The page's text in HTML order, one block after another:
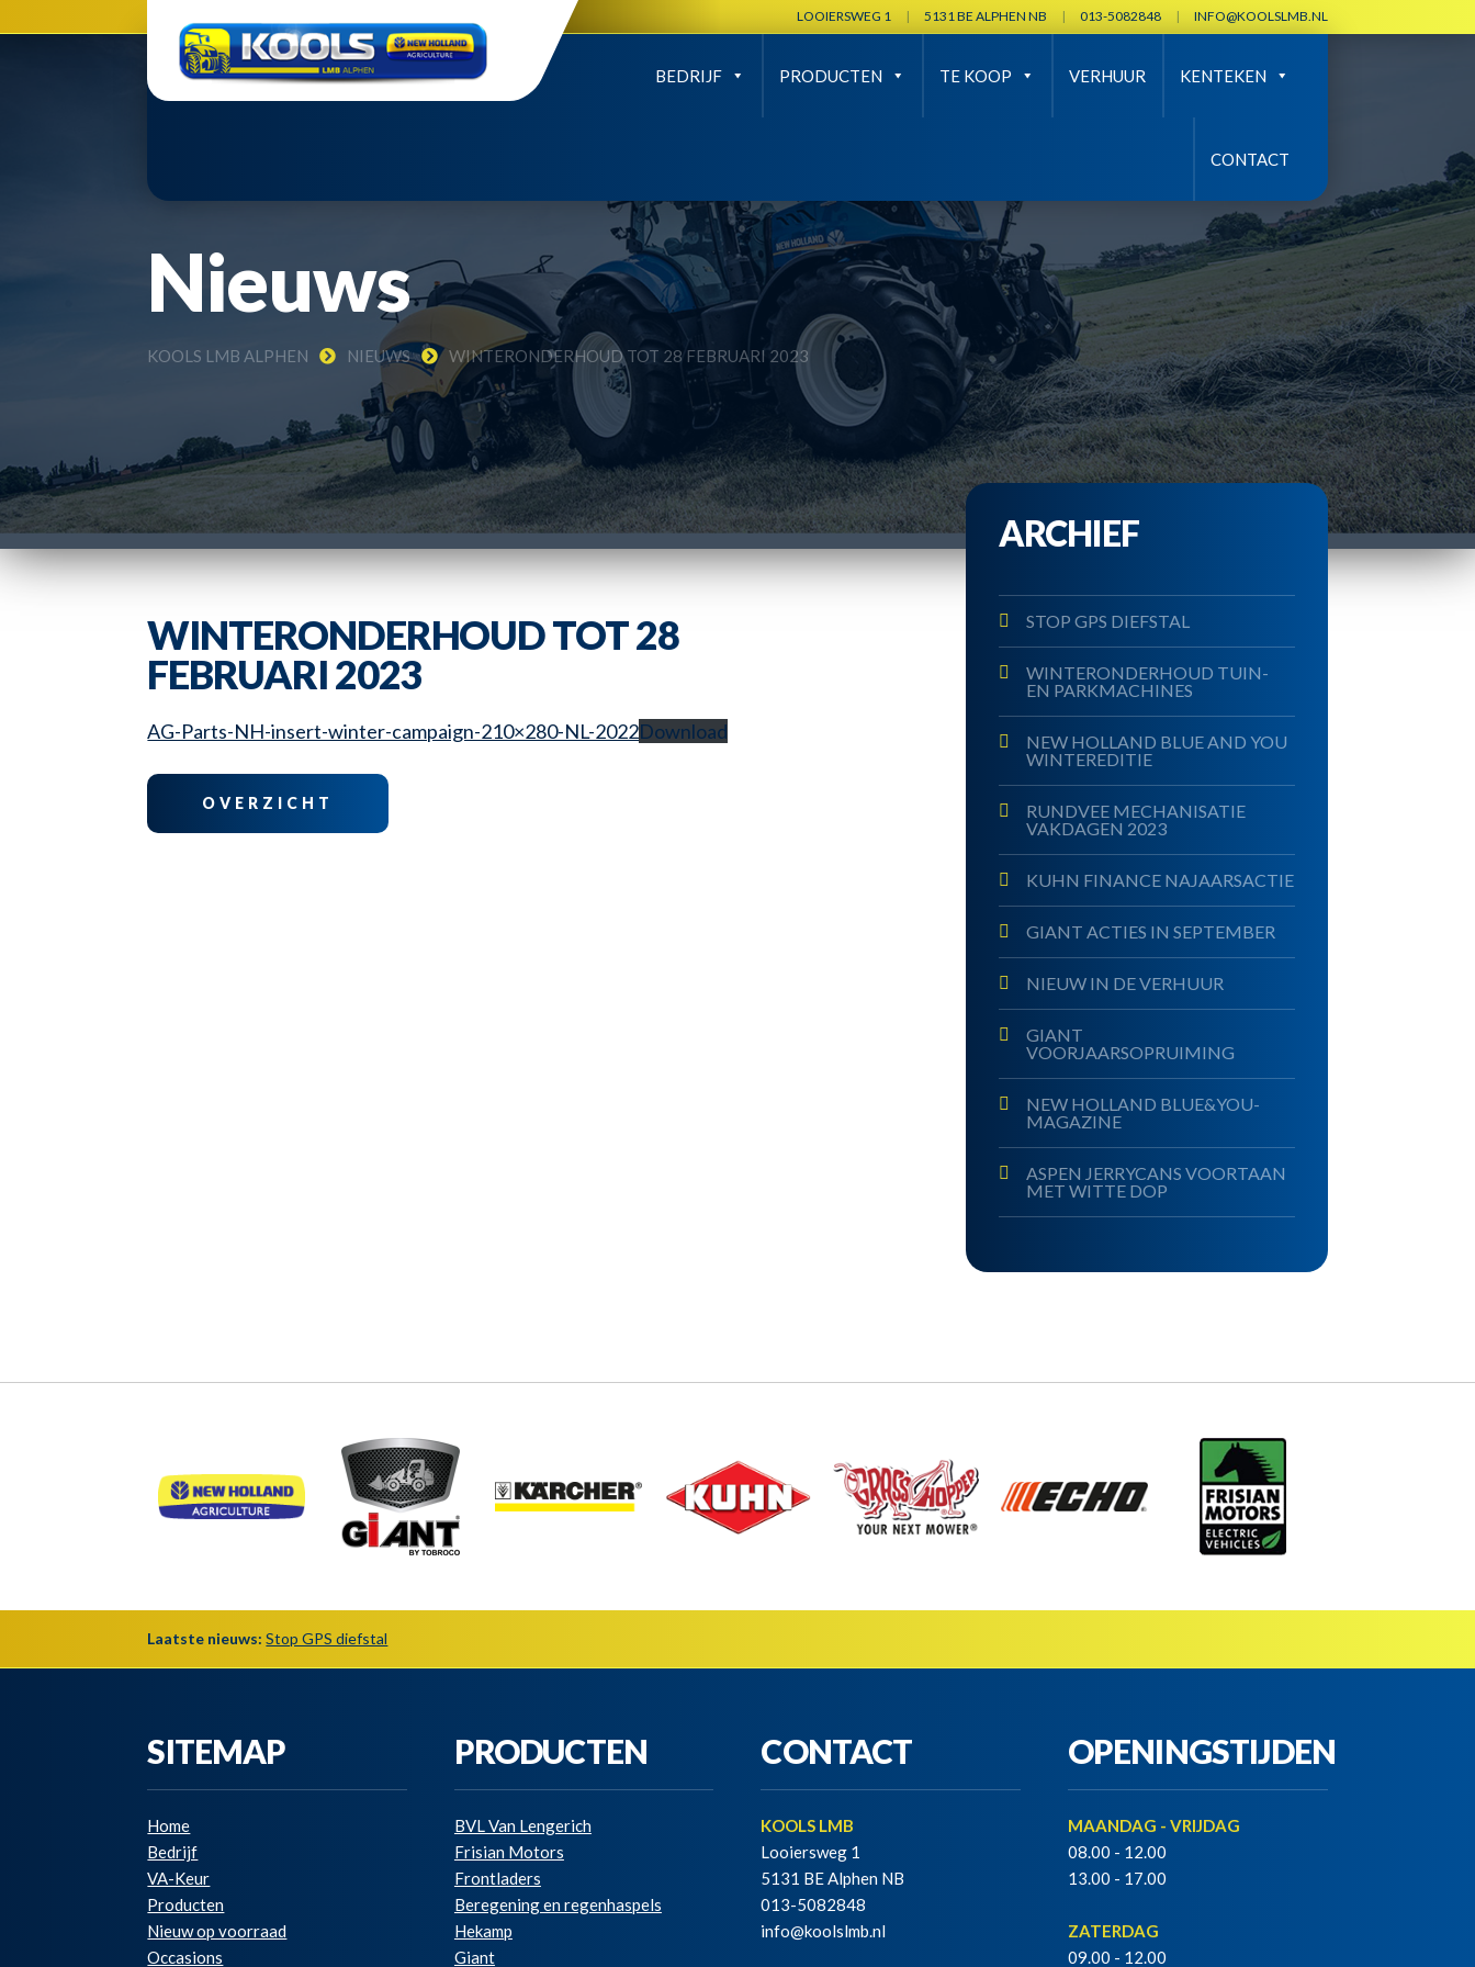
LOOIERSWEG 1 | 5131 BE ALPHEN NB | 013-5082848 | INFO@KOOLSLMB.NL
BEDRIJF PRODUCTEN TE KOOP VERHUUR KENTEKEN
CONTACT
Nieuws
KOOLS LMB ALPHEN NIEUWS WINTERONDERHOUD TOT 28 FEBRUARI 2023
WINTERONDERHOUD TOT 28
FEBRUARI 2023
AG-Parts-NH-insert-winter-campaign-210×280-NL-2022Download
OVERZICHT
ARCHIEF
STOP GPS DIEFSTAL
WINTERONDERHOUD TUIN-
EN PARKMACHINES
NEW HOLLAND BLUE AND YOU
WINTEREDITIE
RUNDVEE MECHANISATIE
VAKDAGEN 2023
KUHN FINANCE NAJAARSACTIE
GIANT ACTIES IN SEPTEMBER
NIEUW IN DE VERHUUR
GIANT
VOORJAARSOPRUIMING
NEW HOLLAND BLUE&YOU-
MAGAZINE
ASPEN JERRYCANS VOORTAAN
MET WITTE DOP
Laatste nieuws: Stop GPS diefstal
SITEMAP
Home
Bedrijf
VA-Keur
Producten
Nieuw op voorraad
Occasions
PRODUCTEN
BVL Van Lengerich
Frisian Motors
Frontladers
Beregening en regenhaspels
Hekamp
Giant
CONTACT
KOOLS LMB
Looiersweg 1
5131 BE Alphen NB
013-5082848
info@koolslmb.nl
OPENINGSTIJDEN
MAANDAG - VRIJDAG
08.00 - 12.00
13.00 - 17.00
ZATERDAG
09.00 - 12.00